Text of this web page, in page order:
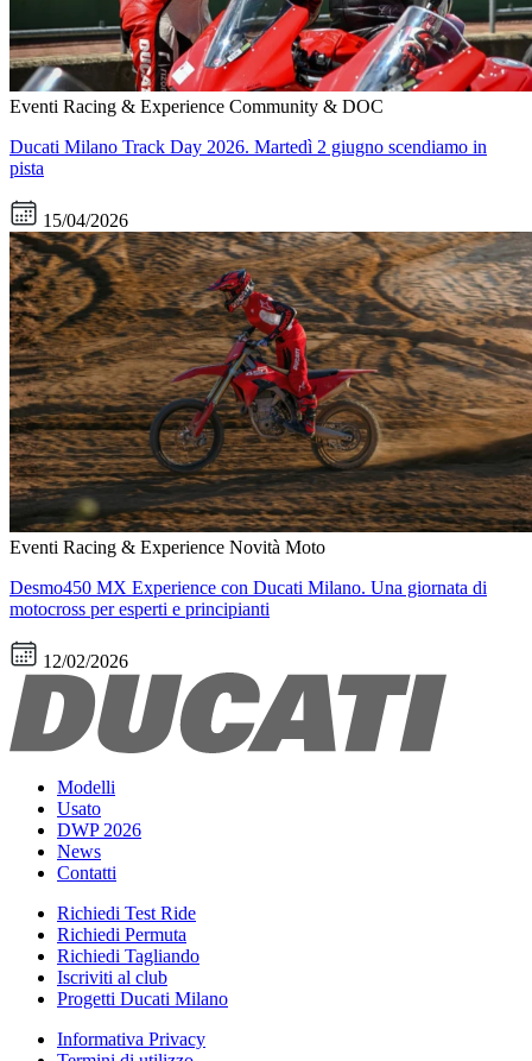
Eventi Racing & Experience Community & DOC
Ducati Milano Track Day 2026. Martedì 2 giugno scendiamo in
pista
15/04/2026
Eventi Racing & Experience Novità Moto
Desmo450 MX Experience con Ducati Milano. Una giornata di
motocross per esperti e principianti
12/02/2026
Modelli
Usato
DWP 2026
News
Contatti
Richiedi Test Ride
Richiedi Permuta
Richiedi Tagliando
Iscriviti al club
Progetti Ducati Milano
Informativa Privacy